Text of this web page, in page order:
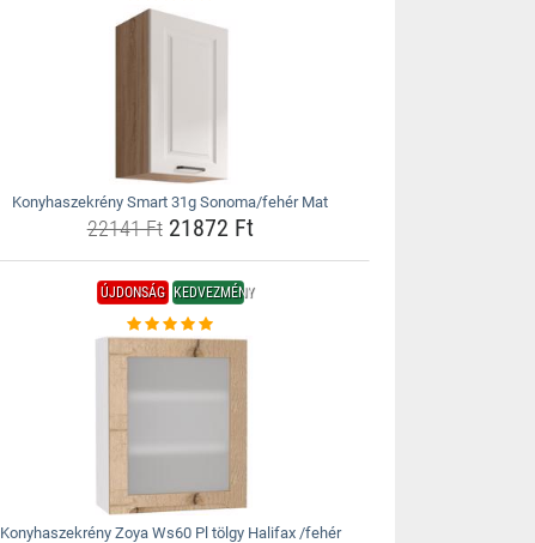
Konyhaszekrény Smart 31g Sonoma/fehér Mat
22141 Ft21872 Ft
ÚJDONSÁG KEDVEZMÉNY
Konyhaszekrény Zoya Ws60 Pl tölgy Halifax /fehér